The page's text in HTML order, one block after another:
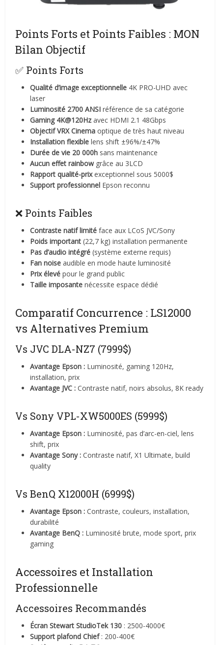
Points Forts et Points Faibles : MON
Bilan Objectif
✅ Points Forts
Qualité d’image exceptionnelle 4K PRO-UHD avec
laser
Luminosité 2700 ANSI référence de sa catégorie
Gaming 4K@120Hzavec HDMI 2.1 48Gbps
Objectif VRX Cinema optique de très haut niveau
Installation flexible lens shift ±96%/±47%
Durée de vie 20 000h sans maintenance
Aucun effet rainbowgrâce au 3LCD
Rapport qualité-prixexceptionnel sous 5000$
Support professionnel Epson reconnu
❌ Points Faibles
Contraste natif limité face aux LCoS JVC/Sony
Poids important (22,7 kg) installation permanente
Pas d’audio intégré (système externe requis)
Fan noise audible en mode haute luminosité
Prix élevé pour le grand public
Taille imposante nécessite espace dédié
Comparatif Concurrence : LS12000
vs Alternatives Premium
Vs JVC DLA-NZ7 (7999$)
Avantage Epson : Luminosité, gaming 120Hz,
installation, prix
Avantage JVC : Contraste natif, noirs absolus, 8K ready
Vs Sony VPL-XW5000ES (5999$)
Avantage Epson : Luminosité, pas d’arc-en-ciel, lens
shift, prix
Avantage Sony : Contraste natif, X1 Ultimate, build
quality
Vs BenQ X12000H (6999$)
Avantage Epson : Contraste, couleurs, installation,
durabilité
Avantage BenQ : Luminosité brute, mode sport, prix
gaming
Accessoires et Installation
Professionnelle
Accessoires Recommandés
Écran Stewart StudioTek 130 : 2500-4000€
Support plafond Chief: 200-400€